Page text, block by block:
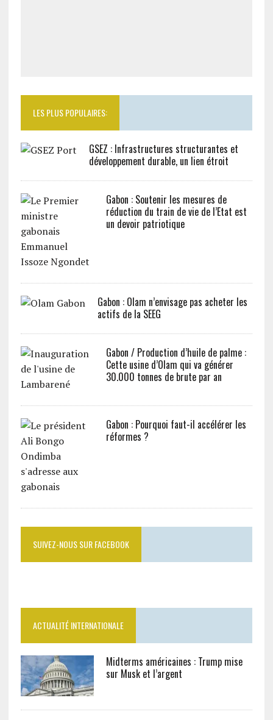
LES PLUS POPULAIRES:
GSEZ : Infrastructures structurantes et
développement durable, un lien étroit
Gabon : Soutenir les mesures de
réduction du train de vie de l’Etat est
un devoir patriotique
Gabon : Olam n’envisage pas acheter les
actifs de la SEEG
Gabon / Production d’huile de palme :
Cette usine d’Olam qui va générer
30.000 tonnes de brute par an
Gabon : Pourquoi faut-il accélérer les
réformes ?
SUIVEZ-NOUS SUR FACEBOOK
ACTUALITÉ INTERNATIONALE
Midterms américaines : Trump mise
sur Musk et l’argent